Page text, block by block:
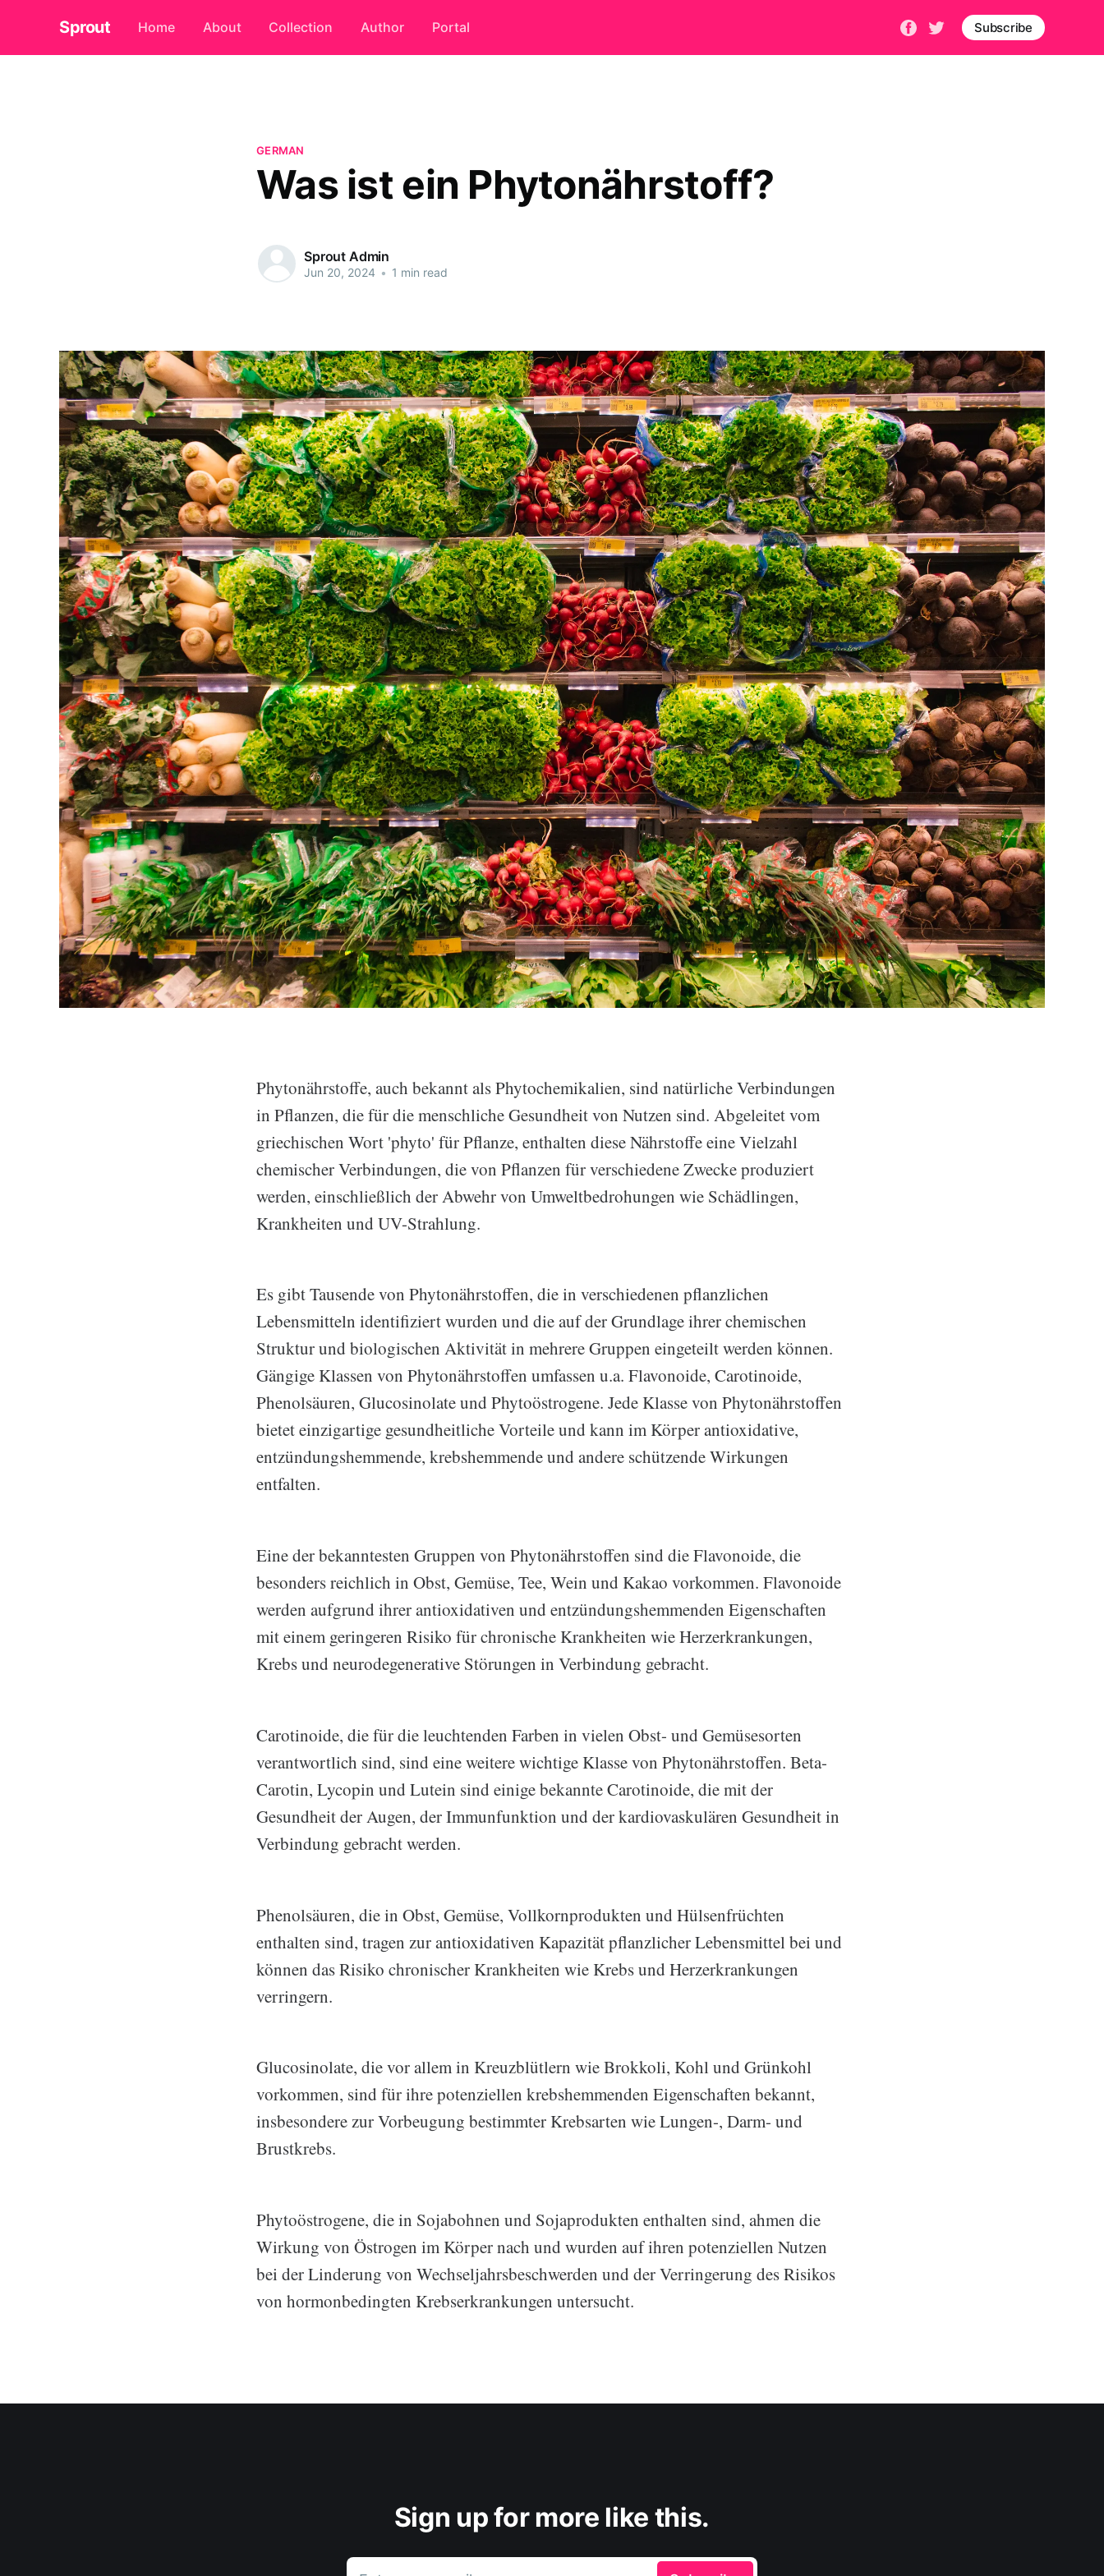
Sprout Home About Collection Author Portal Subscribe
GERMAN
Was ist ein Phytonährstoff?
Sprout Admin
Jun 20, 2024 • 1 min read
Phytonährstoffe, auch bekannt als Phytochemikalien, sind natürliche Verbindungen
in Pflanzen, die für die menschliche Gesundheit von Nutzen sind. Abgeleitet vom
griechischen Wort 'phyto' für Pflanze, enthalten diese Nährstoffe eine Vielzahl
chemischer Verbindungen, die von Pflanzen für verschiedene Zwecke produziert
werden, einschließlich der Abwehr von Umweltbedrohungen wie Schädlingen,
Krankheiten und UV-Strahlung.
Es gibt Tausende von Phytonährstoffen, die in verschiedenen pflanzlichen
Lebensmitteln identifiziert wurden und die auf der Grundlage ihrer chemischen
Struktur und biologischen Aktivität in mehrere Gruppen eingeteilt werden können.
Gängige Klassen von Phytonährstoffen umfassen u.a. Flavonoide, Carotinoide,
Phenolsäuren, Glucosinolate und Phytoöstrogene. Jede Klasse von Phytonährstoffen
bietet einzigartige gesundheitliche Vorteile und kann im Körper antioxidative,
entzündungshemmende, krebshemmende und andere schützende Wirkungen
entfalten.
Eine der bekanntesten Gruppen von Phytonährstoffen sind die Flavonoide, die
besonders reichlich in Obst, Gemüse, Tee, Wein und Kakao vorkommen. Flavonoide
werden aufgrund ihrer antioxidativen und entzündungshemmenden Eigenschaften
mit einem geringeren Risiko für chronische Krankheiten wie Herzerkrankungen,
Krebs und neurodegenerative Störungen in Verbindung gebracht.
Carotinoide, die für die leuchtenden Farben in vielen Obst- und Gemüsesorten
verantwortlich sind, sind eine weitere wichtige Klasse von Phytonährstoffen. Beta-
Carotin, Lycopin und Lutein sind einige bekannte Carotinoide, die mit der
Gesundheit der Augen, der Immunfunktion und der kardiovaskulären Gesundheit in
Verbindung gebracht werden.
Phenolsäuren, die in Obst, Gemüse, Vollkornprodukten und Hülsenfrüchten
enthalten sind, tragen zur antioxidativen Kapazität pflanzlicher Lebensmittel bei und
können das Risiko chronischer Krankheiten wie Krebs und Herzerkrankungen
verringern.
Glucosinolate, die vor allem in Kreuzblütlern wie Brokkoli, Kohl und Grünkohl
vorkommen, sind für ihre potenziellen krebshemmenden Eigenschaften bekannt,
insbesondere zur Vorbeugung bestimmter Krebsarten wie Lungen-, Darm- und
Brustkrebs.
Phytoöstrogene, die in Sojabohnen und Sojaprodukten enthalten sind, ahmen die
Wirkung von Östrogen im Körper nach und wurden auf ihren potenziellen Nutzen
bei der Linderung von Wechseljahrsbeschwerden und der Verringerung des Risikos
von hormonbedingten Krebserkrankungen untersucht.
Sign up for more like this.